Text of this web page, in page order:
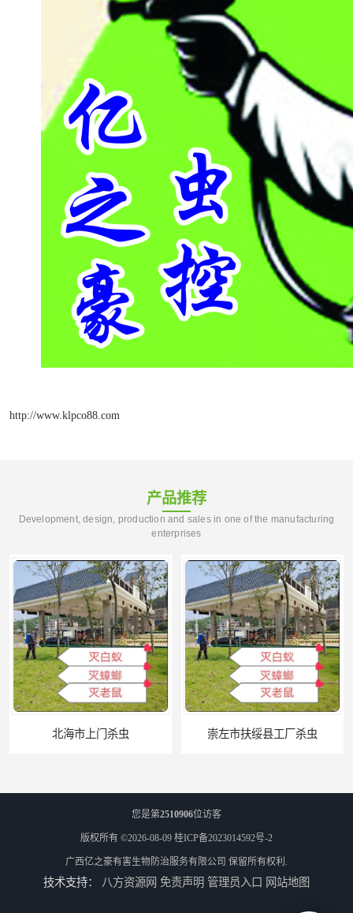
http://www.klpco88.com
产品推荐
Development, design, production and sales in one of the manufacturing
enterprises
崇左市扶绥县工厂杀虫
您是第2510906位访客
版权所有 ©2026-08-09 桂ICP备2023014592号-2
广西亿之豪有害生物防治服务有限公司 保留所有权利.
技术支持： 八方资源网 免责声明 管理员入口 网站地图